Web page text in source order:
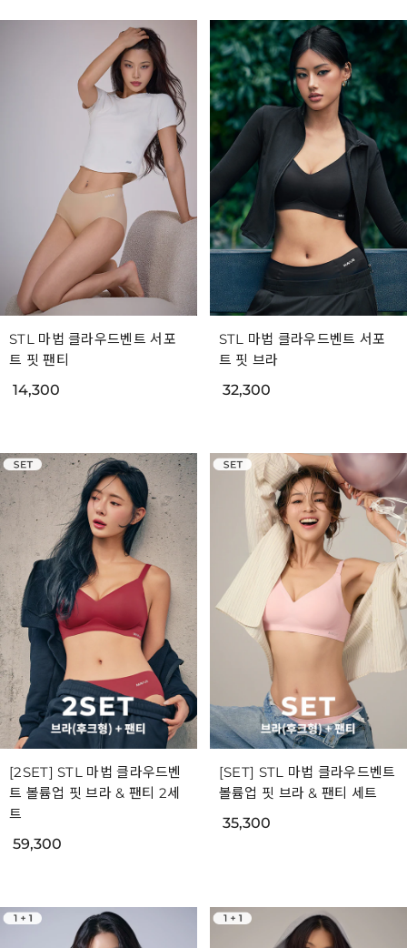
STL 마법 클라우드벤트 서포
트 핏 팬티
14,300
STL 마법 클라우드벤트 서포
트 핏 브라
32,300
[2SET] STL 마법 클라우드벤
트 볼륨업 핏 브라 & 팬티 2세
트
59,300
[SET] STL 마법 클라우드벤트
볼륨업 핏 브라 & 팬티 세트
35,300